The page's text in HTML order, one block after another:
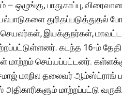
– ஒழுங்கு, பாதுகாப்பு,
துரிதப்படுத்துதல்
இயக்குநர்கள், மாவட்ட
கடந்த 16-ம் தேதி
மாற்றம் செய்யப்பட்டனர்.
மாநில தலைவர்
மாற்றப்பட்டு